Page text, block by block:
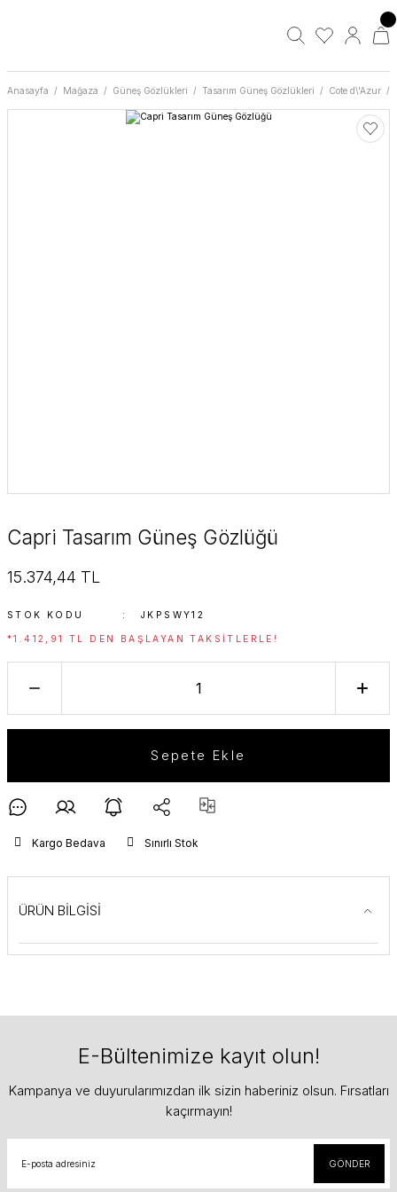
Anasayfa Mağaza Güneş Gözlükleri Tasarım Güneş Gözlükleri Cote d\'Azur
Capri Tasarım Güneş Gözlüğü
15.374,44 TL
STOK KODU JKPSWY12
*1.412,91 TL DEN BAŞLAYAN TAKSITLERLE!
Sepete Ekle
Kargo Bedava Sınırlı Stok
ÜRÜN BİLGİSİ
E-Bültenimize kayıt olun!
Kampanya ve duyurularımızdan ilk sizin haberiniz olsun. Fırsatları
kaçırmayın!
GÖNDER